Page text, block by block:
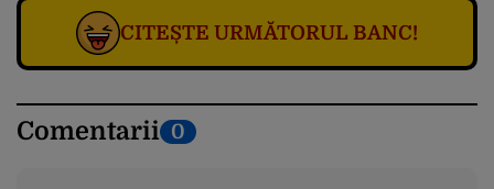
CITEȘTE URMĂTORUL BANC!
Comentarii 0